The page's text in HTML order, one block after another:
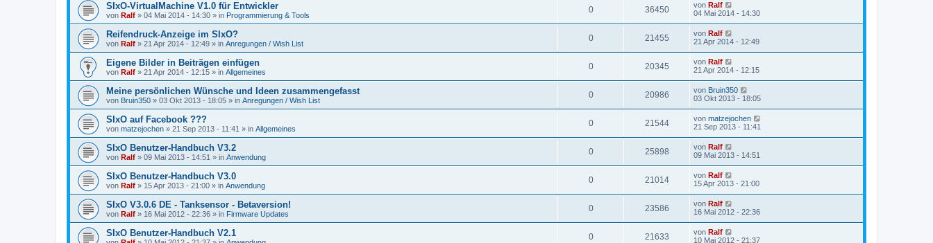
SIxO-VirtualMachine V1.0 für Entwickler
von Ralf » 04 Mai 2014 - 14:30 » in Programmierung & Tools
0 36450 von Ralf
04 Mai 2014 - 14:30
Reifendruck-Anzeige im SIxO?
von Ralf » 21 Apr 2014 - 12:49 » in Anregungen / Wish List
0 21455 von Ralf
21 Apr 2014 - 12:49
Eigene Bilder in Beiträgen einfügen
von Ralf » 21 Apr 2014 - 12:15 » in Allgemeines
0 20345 von Ralf
21 Apr 2014 - 12:15
Meine persönlichen Wünsche und Ideen zusammengefasst
von Bruin350 » 03 Okt 2013 - 18:05 » in Anregungen / Wish List
0 20986 von Bruin350
03 Okt 2013 - 18:05
SIxO auf Facebook ???
von matzejochen » 21 Sep 2013 - 11:41 » in Allgemeines
0 21544 von matzejochen
21 Sep 2013 - 11:41
SIxO Benutzer-Handbuch V3.2
von Ralf » 09 Mai 2013 - 14:51 » in Anwendung
0 25898 von Ralf
09 Mai 2013 - 14:51
SIxO Benutzer-Handbuch V3.0
von Ralf » 15 Apr 2013 - 21:00 » in Anwendung
0 21014 von Ralf
15 Apr 2013 - 21:00
SIxO V3.0.6 DE - Tanksensor - Betaversion!
von Ralf » 16 Mai 2012 - 22:36 » in Firmware Updates
0 23586 von Ralf
16 Mai 2012 - 22:36
SIxO Benutzer-Handbuch V2.1 0 21633 von Ralf
10 Mai 2012 - 21:37